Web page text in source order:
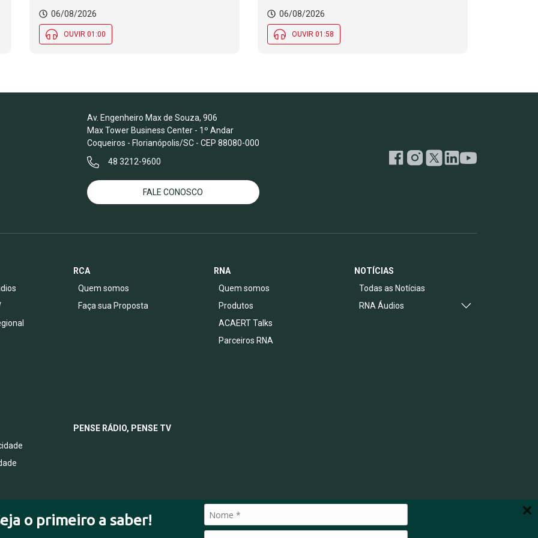
o primeiro a saber!
06/08/2026
OUVIR 01:00
06/08/2026
OUVIR 01:58
Av. Engenheiro Max de Souza, 906
Max Tower Business Center - 1º Andar
Coqueiros - Florianópolis/SC - CEP 88080-000
48 3212-9600
FALE CONOSCO
RCA
Quem somos
Faça sua Proposta
RNA
Quem somos
Produtos
ACAERT Talks
Parceiros RNA
NOTÍCIAS
Todas as Notícias
RNA Áudios
PENSE RÁDIO, PENSE TV